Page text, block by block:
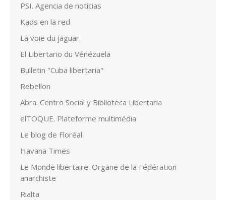
PSI. Agencia de noticias
Kaos en la red
La voie du jaguar
El Libertario du Vénézuela
Bulletin "Cuba libertaria"
Rebelíon
Abra. Centro Social y Biblioteca Libertaria
elTOQUE. Plateforme multimédia
Le blog de Floréal
Havana Times
Le Monde libertaire. Organe de la Fédération
anarchiste
Rialta